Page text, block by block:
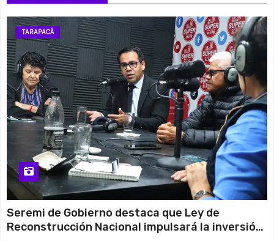
TARAPACÁ
Seremi de Gobierno destaca que Ley de
Reconstrucción Nacional impulsará la inversión